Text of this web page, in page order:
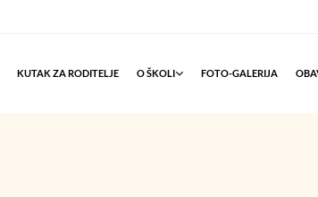
KUTAK ZA RODITELJE O ŠKOLI FOTO-GALERIJA